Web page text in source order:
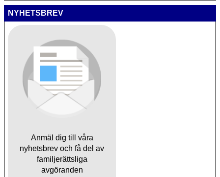
NYHETSBREV
Anmäl dig till våra
nyhetsbrev och få del av
familjerättsliga
avgöranden